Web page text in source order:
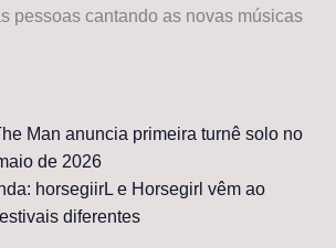
pessoas cantando as novas músicas
Man anuncia primeira turnê solo no
de 2026
horsegiirL e Horsegirl vêm ao
diferentes